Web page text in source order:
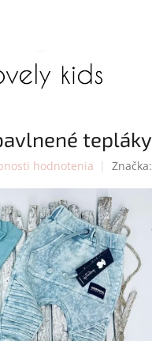
tepláky
hodnotenia Značka: